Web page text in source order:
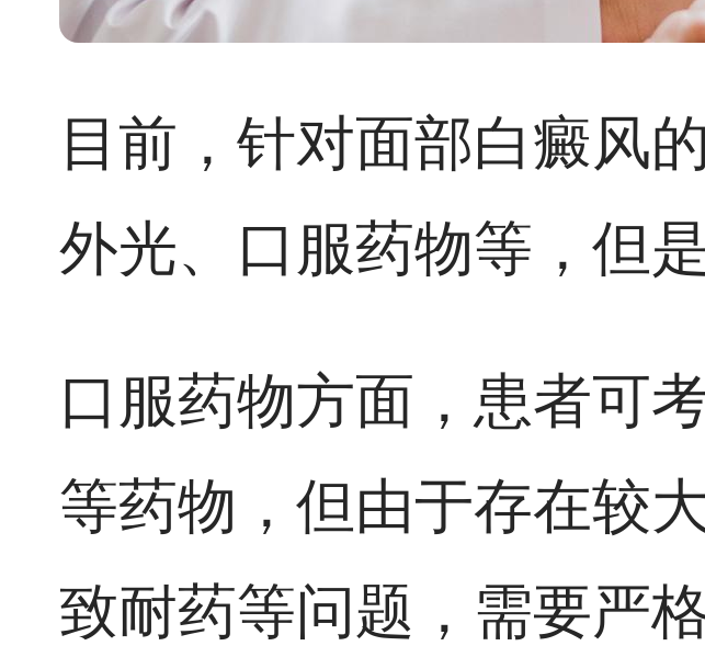
目前，针对面部白癜风
外光、口服药物等，但
口服药物方面，患者可
等药物，但由于存在较
致耐药等问题，需要严